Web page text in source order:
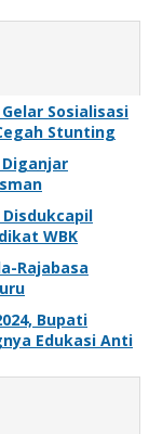
Sosialisasi
Stunting
WBK
Rajabasa
Bupati
Edukasi Anti